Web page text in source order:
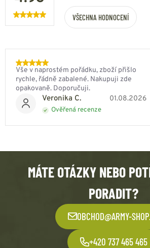
VŠECHNA HODNOCENÍ
Veronika C. 01.08.2026
Ověřená recenze
Vše v naprostém pořádku, zboží přišlo
rychle, řádně zabalené. Nakupuji zde
opakovaně. Doporučuji.
MÁTE OTÁZKY NEBO
PORADIT?
OBCHOD@ARMY-
+420 737 465 465